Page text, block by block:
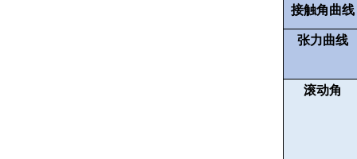
接触角曲线
张力曲线
滚动角